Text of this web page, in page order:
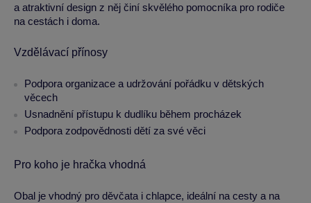
a atraktivní design z něj činí skvělého pomocníka pro rodiče
na cestách i doma.
Vzdělávací přínosy
Podpora organizace a udržování pořádku v dětských
věcech
Usnadnění přístupu k dudlíku během procházek
Podpora zodpovědnosti dětí za své věci
Pro koho je hračka vhodná
Obal je vhodný pro děvčata i chlapce, ideální na cesty a na